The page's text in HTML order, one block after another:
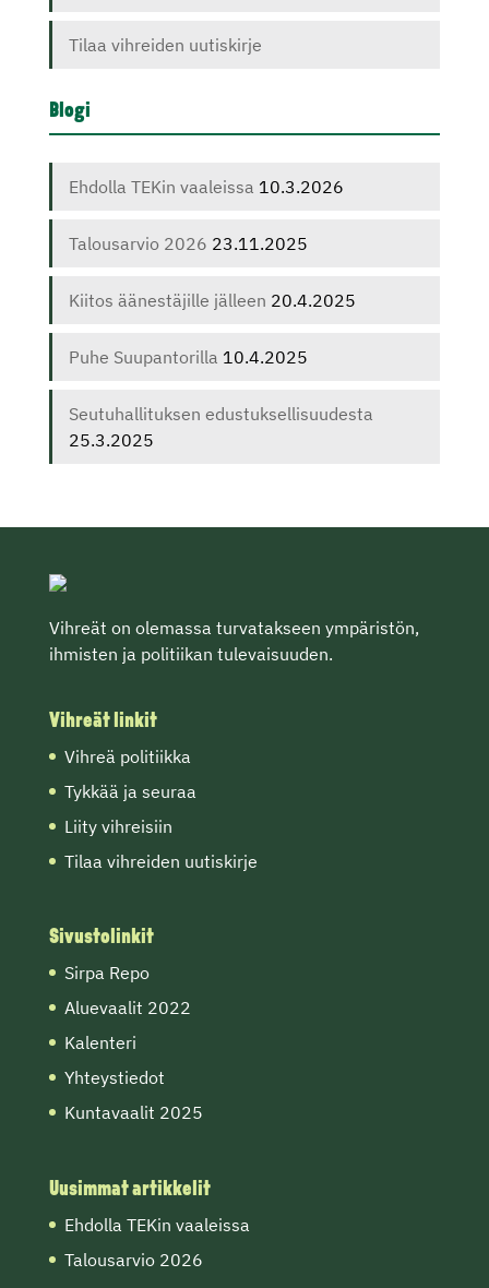
Tilaa vihreiden uutiskirje
Blogi
Ehdolla TEKin vaaleissa 10.3.2026
Talousarvio 2026 23.11.2025
Kiitos äänestäjille jälleen 20.4.2025
Puhe Suupantorilla 10.4.2025
Seutuhallituksen edustuksellisuudesta
25.3.2025
Vihreät on olemassa turvatakseen ympäristön,
ihmisten ja politiikan tulevaisuuden.
Vihreät linkit
Vihreä politiikka
Tykkää ja seuraa
Liity vihreisiin
Tilaa vihreiden uutiskirje
Sivustolinkit
Sirpa Repo
Aluevaalit 2022
Kalenteri
Yhteystiedot
Kuntavaalit 2025
Uusimmat artikkelit
Ehdolla TEKin vaaleissa
Talousarvio 2026